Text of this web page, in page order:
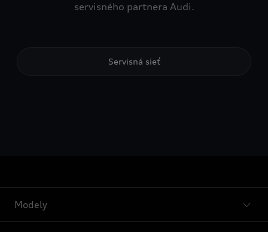
servisného partnera Audi.
Servisná sieť
Modely